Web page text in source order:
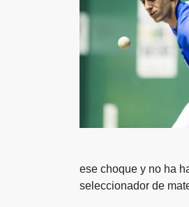
ese choque y no ha
seleccionador de